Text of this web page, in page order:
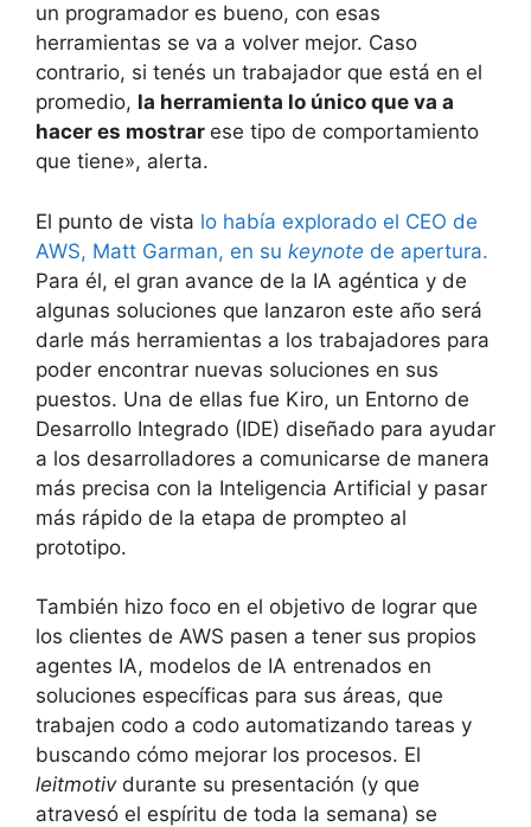
un programador es bueno, con esas
herramientas se va a volver mejor. Caso
contrario, si tenés un trabajador que está en el
promedio, la herramienta lo único que va a
hacer es mostrar ese tipo de comportamiento
que tiene», alerta.
El punto de vista lo había explorado el CEO de
AWS, Matt Garman, en su keynote de apertura.
Para él, el gran avance de la IA agéntica y de
algunas soluciones que lanzaron este año será
darle más herramientas a los trabajadores para
poder encontrar nuevas soluciones en sus
puestos. Una de ellas fue Kiro, un Entorno de
Desarrollo Integrado (IDE) diseñado para ayudar
a los desarrolladores a comunicarse de manera
más precisa con la Inteligencia Artificial y pasar
más rápido de la etapa de prompteo al
prototipo.
También hizo foco en el objetivo de lograr que
los clientes de AWS pasen a tener sus propios
agentes IA, modelos de IA entrenados en
soluciones específicas para sus áreas, que
trabajen codo a codo automatizando tareas y
buscando cómo mejorar los procesos. El
leitmotivdurante su presentación (y que
atravesó el espíritu de toda la semana) se